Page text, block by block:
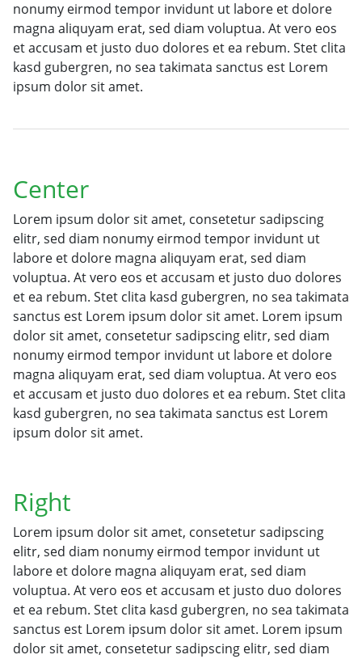
nonumy eirmod tempor invidunt ut labore et dolore
magna aliquyam erat, sed diam voluptua. At vero eos
et accusam et justo duo dolores et ea rebum. Stet clita
kasd gubergren, no sea takimata sanctus est Lorem
ipsum dolor sit amet.
Center
Lorem ipsum dolor sit amet, consetetur sadipscing
elitr, sed diam nonumy eirmod tempor invidunt ut
labore et dolore magna aliquyam erat, sed diam
voluptua. At vero eos et accusam et justo duo dolores
et ea rebum. Stet clita kasd gubergren, no sea takimata
sanctus est Lorem ipsum dolor sit amet. Lorem ipsum
dolor sit amet, consetetur sadipscing elitr, sed diam
nonumy eirmod tempor invidunt ut labore et dolore
magna aliquyam erat, sed diam voluptua. At vero eos
et accusam et justo duo dolores et ea rebum. Stet clita
kasd gubergren, no sea takimata sanctus est Lorem
ipsum dolor sit amet.
Right
Lorem ipsum dolor sit amet, consetetur sadipscing
elitr, sed diam nonumy eirmod tempor invidunt ut
labore et dolore magna aliquyam erat, sed diam
voluptua. At vero eos et accusam et justo duo dolores
et ea rebum. Stet clita kasd gubergren, no sea takimata
sanctus est Lorem ipsum dolor sit amet. Lorem ipsum
dolor sit amet, consetetur sadipscing elitr, sed diam